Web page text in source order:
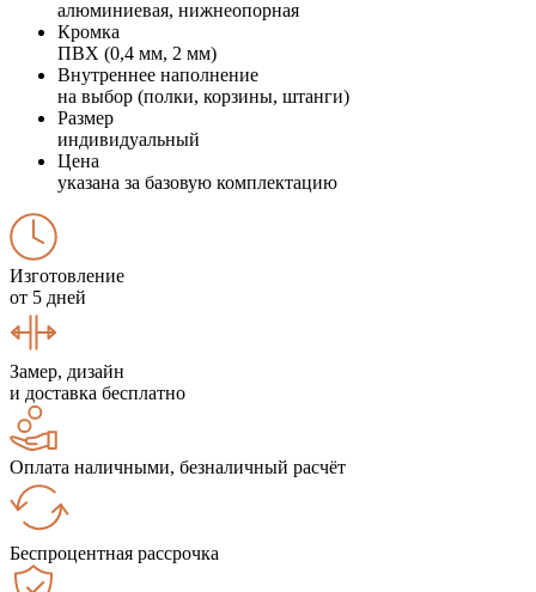
алюминиевая, нижнеопорная
Кромка
ПВХ (0,4 мм, 2 мм)
Внутреннее наполнение
на выбор (полки, корзины, штанги)
Размер
индивидуальный
Цена
указана за базовую комплектацию
Изготовление
от 5 дней
Замер, дизайн
и доставка бесплатно
Оплата наличными, безналичный расчёт
Беспроцентная рассрочка